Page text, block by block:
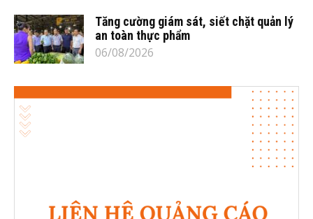
Tăng cường giám sát, siết chặt quản lý
an toàn thực phẩm
06/08/2026